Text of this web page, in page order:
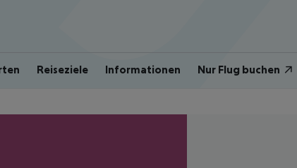
Reiseziele Informationen Nur Flug buchen